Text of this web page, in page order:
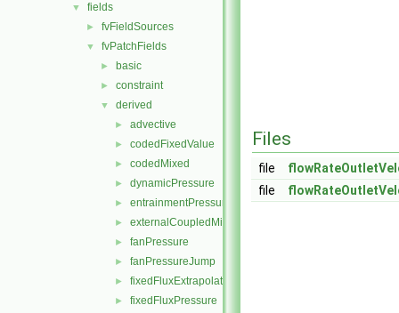
▼ fields
► fvFieldSources
▼ fvPatchFields
► basic
► constraint
▼ derived
► advective
► codedFixedValue
► codedMixed
► dynamicPressure
► entrainmentPressure
► externalCoupledMixed
► fanPressure
► fanPressureJump
► fixedFluxExtrapolatedPressure
► fixedFluxPressure
Files
file
file